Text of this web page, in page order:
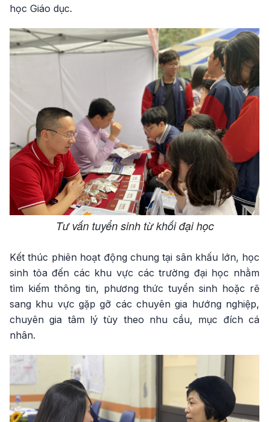
học Giáo dục.
Tư vấn tuyển sinh từ khối đại học
Kết thúc phiên hoạt động chung tại sân khấu lớn, học
sinh tỏa đến các khu vực các trường đại học nhằm
tìm kiếm thông tin, phương thức tuyển sinh hoặc rẽ
sang khu vực gặp gỡ các chuyên gia hướng nghiệp,
chuyên gia tâm lý tùy theo nhu cầu, mục đích cá
nhân.